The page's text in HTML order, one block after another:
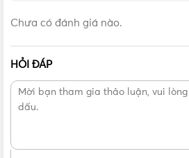
Chưa có đánh giá nào.
HỎI ĐÁP